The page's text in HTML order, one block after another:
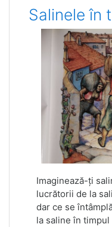
Salinele în
Imaginează-ți
lucrătorii de la
dar ce se
la saline în